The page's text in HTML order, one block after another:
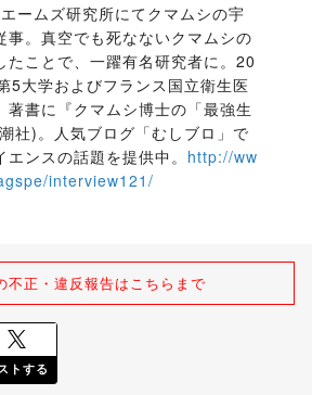
ームズ研究所にてクマムシの宇
事。真空でも死なないクマムシの
たことで、一躍有名研究者に。20
5大学およびフランス国立衛生医
著書に『クマムシ博士の「最強生
社)。人気ブログ「むしブロ」で
ンスの話題を提供中。 http://ww
interview121/
不正・違反報告はこちらまで
トする